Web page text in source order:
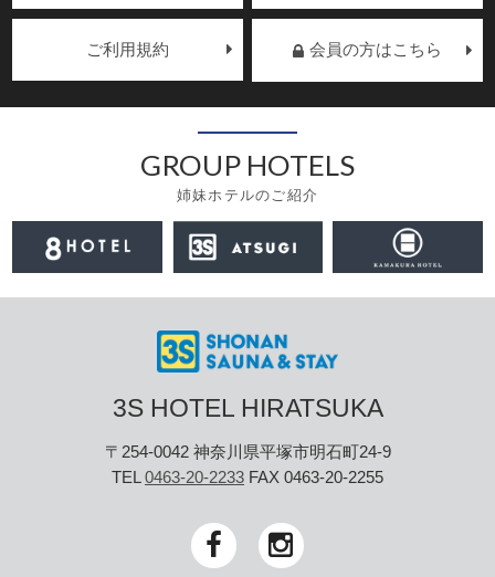
ご利用規約 会員の方はこちら
GROUP HOTELS
姉妹ホテルのご紹介
3S HOTEL HIRATSUKA
〒254-0042 神奈川県平塚市明石町24-9
TEL 0463-20-2233 FAX 0463-20-2255